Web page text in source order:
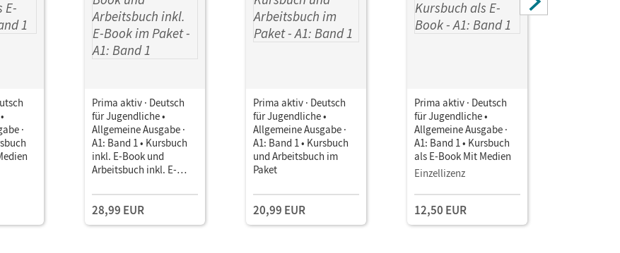
·
Prima aktiv · Deutsch
für Jugendliche •
Allgemeine Ausgabe ·
A1: Band 1 • Kursbuch
inkl. E-Book und
Arbeitsbuch inkl. E-
28,99 EUR
Prima aktiv · Deutsch
für Jugendliche •
Allgemeine Ausgabe ·
A1: Band 1 • Kursbuch
und Arbeitsbuch im
Paket
20,99 EUR
Prima aktiv · Deutsch
für Jugendliche •
Allgemeine Ausgabe ·
A1: Band 1 • Kursbuch
als E-Book Mit Medien
Einzellizenz
12,50 EUR